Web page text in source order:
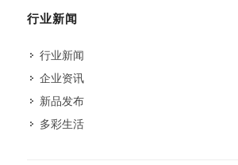
行业新闻
行业新闻
企业资讯
新品发布
多彩生活